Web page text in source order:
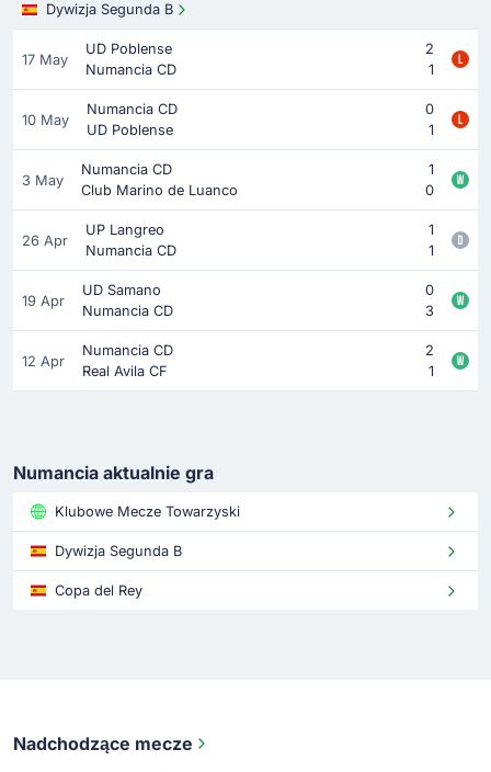
Dywizja Segunda B
17 May
UD Poblense
2
Numancia CD
1
10 May
Numancia CD
0
UD Poblense
1
3 May
Numancia CD
1
Club Marino de Luanco
0
26 Apr
UP Langreo
1
Numancia CD
1
19 Apr
UD Samano
0
Numancia CD
3
12 Apr
Numancia CD
2
Real Avila CF
1
Numancia aktualnie gra
Klubowe Mecze Towarzyski
Dywizja Segunda B
Copa del Rey
Nadchodzące mecze